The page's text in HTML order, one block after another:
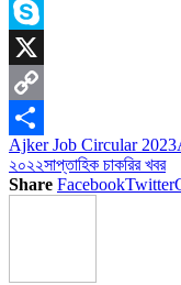
Messenger
Skype
X
Copy
Link
Share
Ajker Job Circular 2023
২০২২সাপ্তাহিক চাকরির খবর
Share FacebookTwitter